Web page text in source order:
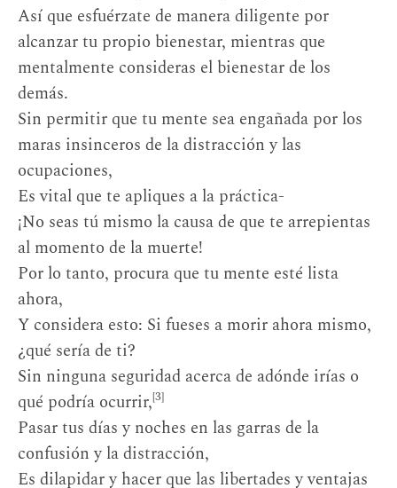
Así que esfuérzate de manera diligente por
alcanzar tu propio bienestar, mientras que
mentalmente consideras el bienestar de los
demás.
Sin permitir que tu mente sea engañada por los
maras insinceros de la distracción y las
ocupaciones,
Es vital que te apliques a la práctica-
¡No seas tú mismo la causa de que te arrepientas
al momento de la muerte!
Por lo tanto, procura que tu mente esté lista
ahora,
Y considera esto: Si fueses a morir ahora mismo,
¿qué sería de ti?
Sin ninguna seguridad acerca de adónde irías o
qué podría ocurrir,[3]
Pasar tus días y noches en las garras de la
confusión y la distracción,
Es dilapidar y hacer que las libertades y ventajas